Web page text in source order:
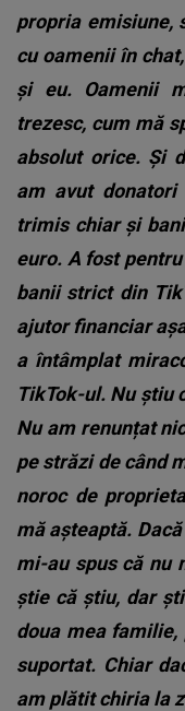
propria emisiune,
cu oamenii în
și eu. Oamenii
trezesc, cum mă
absolut orice. Și
am avut
trimis chiar și
euro. A fost
banii strict din
ajutor financiar
a întâmplat
TikTok-ul. Nu știu
Nu am renunțat
pe străzi de când
noroc de
mă așteaptă.
mi-au spus că nu
știe că știu, dar
doua mea
suportat. Chiar
am plătit chiria la